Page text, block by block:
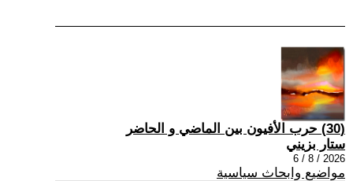
(30) حرب الأفيون بين الماضي و الحاضر
ستار بزيني
2026 / 8 / 6
مواضيع وابحاث سياسية